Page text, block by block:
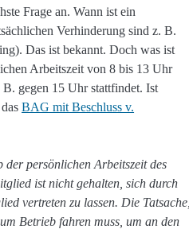
Frage an. Wann ist ein
Verhinderung sind z. B.
Das ist bekannt. Doch was ist
Arbeitszeit von 8 bis 13 Uhr
gegen 15 Uhr stattfindet. Ist
dasBAG mit Beschluss v.
der persönlichen Arbeitszeit des
ist nicht gehalten, sich durch
vertreten zu lassen. Die Tatsache,
Betrieb fahren muss, um an den